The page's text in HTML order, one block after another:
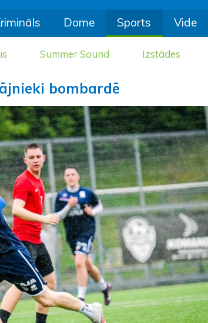
Dome Sports Vide
Summer Sound Izstādes
bombardē